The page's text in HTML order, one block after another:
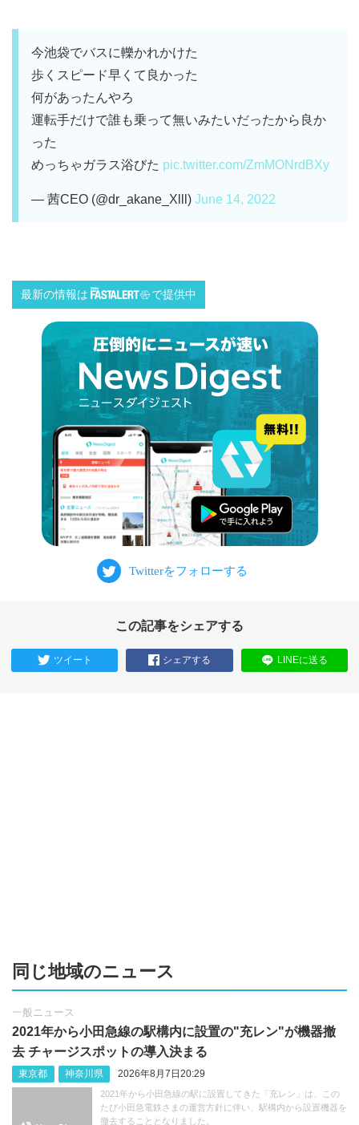
今池袋でバスに轢かれかけた
歩くスピード早くて良かった
何があったんやろ
運転手だけで誰も乗って無いみたいだったから良か
った
めっちゃガラス浴びた pic.twitter.com/ZmMONrdBXy
— 茜CEO (@dr_akane_Xlll) June 14, 2022
最新の情報は で提供中
この記事をシェアする
ツイート シェアする LINEに送る
同じ地域のニュース
一般ニュース
2021年から小田急線の駅構内に設置の"充レン"が機器撤
去 チャージスポットの導入決まる
東京都 神奈川県 2026年8月7日20:29
2021年から小田急線の駅に設置してきた「充レン」は、この
たび小田急電鉄さまの運営方針に伴い、駅構内から設置機器を
撤去することとなりました。